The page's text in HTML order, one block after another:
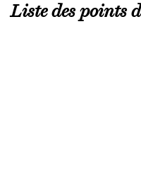
Liste des points